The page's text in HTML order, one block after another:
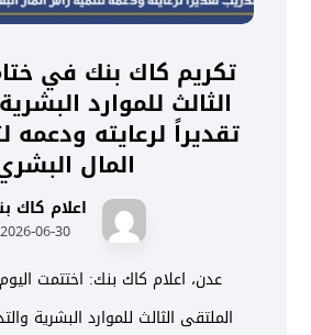
تكريم كاك بنك في
الثالث للموارد
تقديراً لرعايته ودعمه
المال
اعلام كاك
2026-06-30
عدن، اعلام كاك بنك: اختتمت اليوم
الملتقى الثالث للموارد البشرية